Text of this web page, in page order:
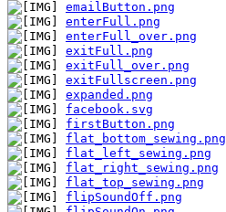
emailButton.png
enterFull.png
enterFull_over.png
exitFull.png
exitFull_over.png
exitFullscreen.png
expanded.png
facebook.svg
firstButton.png
flat_bottom_sewing.png
flat_left_sewing.png
flat_right_sewing.png
flat_top_sewing.png
flipSoundOff.png